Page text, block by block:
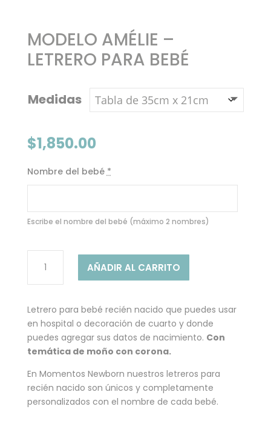
MODELO AMÉLIE –
LETRERO PARA BEBÉ
Medidas
$1,850.00
Nombre del bebé *
Escribe el nombre del bebé (máximo 2 nombres)
AMÉLIE
-
PARA
BEBÉ
cantidad
AÑADIR AL CARRITO
Letrero para bebé recién nacido que puedes usar
en hospital o decoración de cuarto y donde
puedes agregar sus datos de nacimiento. Con
temática de moño con corona.
En Momentos Newborn nuestros letreros para
recién nacido son únicos y completamente
personalizados con el nombre de cada bebé.